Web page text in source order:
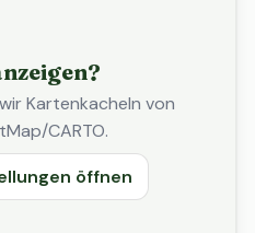
Kartenkacheln von
CARTO.
öffnen